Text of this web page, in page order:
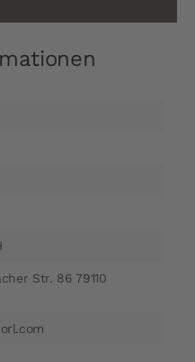
Str. 86 79110